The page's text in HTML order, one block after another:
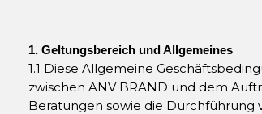
1. Geltungsbereich und Allgemeines
1.1 Diese Allgemeine
zwischen ANV BRAND und dem
Beratungen sowie die Durchführung